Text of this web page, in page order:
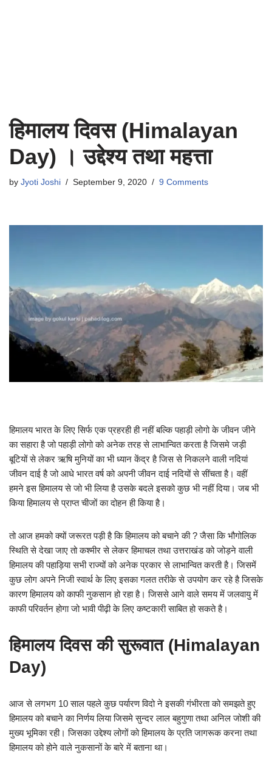
हिमालय दिवस (Himalayan
Day) । उद्देश्य तथा महत्ता
by Jyoti Joshi September 9, 2020 9 Comments
हिमालय भारत के लिए सिर्फ एक प्रहरही ही नहीं बल्कि पहाड़ी लोगो के जीवन जीने
का सहारा है जो पहाड़ी लोगो को अनेक तरह से लाभान्वित करता है जिसमे जड़ी
बूटियों से लेकर ऋषि मुनियों का भी ध्यान केंद्र है जिस से निकलने वाली नदियां
जीवन दाई है जो आधे भारत वर्ष को अपनी जीवन दाई नदियों से सींचता है। वहीं
हमने इस हिमालय से जो भी लिया है उसके बदले इसको कुछ भी नहीं दिया। जब भी
किया हिमालय से प्राप्त चीजों का दोहन ही किया है।
तो आज हमको क्यों जरूरत पड़ी है कि हिमालय को बचाने की ? जैसा कि भौगोलिक
स्थिति से देखा जाए तो कश्मीर से लेकर हिमाचल तथा उत्तराखंड को जोड़ने वाली
हिमालय की पहाड़िया सभी राज्यों को अनेक प्रकार से लाभान्वित करती है। जिसमें
कुछ लोग अपने निजी स्वार्थ के लिए इसका गलत तरीके से उपयोग कर रहे है जिसके
कारण हिमालय को काफी नुकसान हो रहा है। जिससे आने वाले समय में जलवायु में
काफी परिवर्तन होगा जो भावी पीढ़ी के लिए कष्टकारी साबित हो सकते है।
हिमालय दिवस की सुरूवात (Himalayan
Day)
आज से लगभग 10 साल पहले कुछ पर्यारण विदो ने इसकी गंभीरता को समझते हुए
हिमालय को बचाने का निर्णय लिया जिसमे सुन्दर लाल बहुगुणा तथा अनिल जोशी की
मुख्य भूमिका रही। जिसका उद्देश्य लोगों को हिमालय के प्रति जागरूक करना तथा
हिमालय को होने वाले नुकसानों के बारे में बताना था।